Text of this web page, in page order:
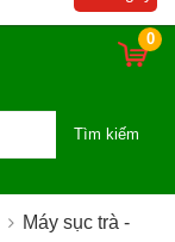
0
Tìm kiếm
Máy sục trà -